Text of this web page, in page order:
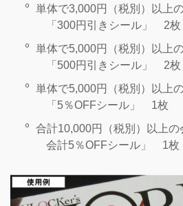
単体で3,000円（税別）以上
「300円引きシール」 2枚
単体で5,000円（税別）以上
「500円引きシール」 2枚
単体で5,000円（税別）以上
「5％OFFシール」 1枚
合計10,000円（税別）以上
会計5％OFFシール」 1枚